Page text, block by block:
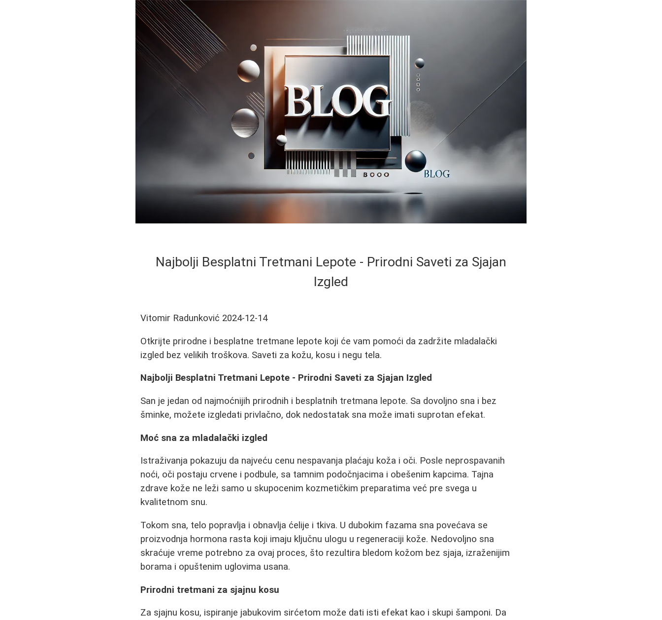
Najbolji Besplatni Tretmani Lepote - Prirodni Saveti za Sjajan
Izgled
Vitomir Radunković 2024-12-14
Otkrijte prirodne i besplatne tretmane lepote koji će vam pomoći da zadržite mladalački
izgled bez velikih troškova. Saveti za kožu, kosu i negu tela.
Najbolji Besplatni Tretmani Lepote - Prirodni Saveti za Sjajan Izgled
San je jedan od najmoćnijih prirodnih i besplatnih tretmana lepote. Sa dovoljno sna i bez
šminke, možete izgledati privlačno, dok nedostatak sna može imati suprotan efekat.
Moć sna za mladalački izgled
Istraživanja pokazuju da najveću cenu nespavanja plaćaju koža i oči. Posle neprospavanih
noći, oči postaju crvene i podbule, sa tamnim podočnjacima i obešenim kapcima. Tajna
zdrave kože ne leži samo u skupocenim kozmetičkim preparatima već pre svega u
kvalitetnom snu.
Tokom sna, telo popravlja i obnavlja ćelije i tkiva. U dubokim fazama sna povećava se
proizvodnja hormona rasta koji imaju ključnu ulogu u regeneraciji kože. Nedovoljno sna
skraćuje vreme potrebno za ovaj proces, što rezultira bledom kožom bez sjaja, izraženijim
borama i opuštenim uglovima usana.
Prirodni tretmani za sjajnu kosu
Za sjajnu kosu, ispiranje jabukovim sirćetom može dati isti efekat kao i skupi šamponi. Da